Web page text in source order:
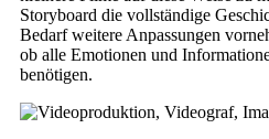
Storyboard die vollständige
Bedarf weitere Anpassungen
ob alle Emotionen und
benötigen.